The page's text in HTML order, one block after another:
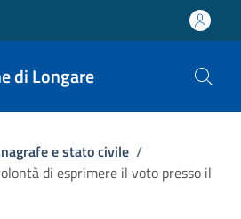
di Longare
e stato civile /
di esprimere il voto presso il